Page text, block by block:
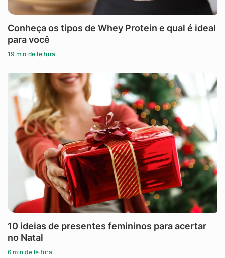
Conheça os tipos de Whey Protein e qual é ideal
para você
19 min de leitura
10 ideias de presentes femininos para acertar
no Natal
6 min de leitura